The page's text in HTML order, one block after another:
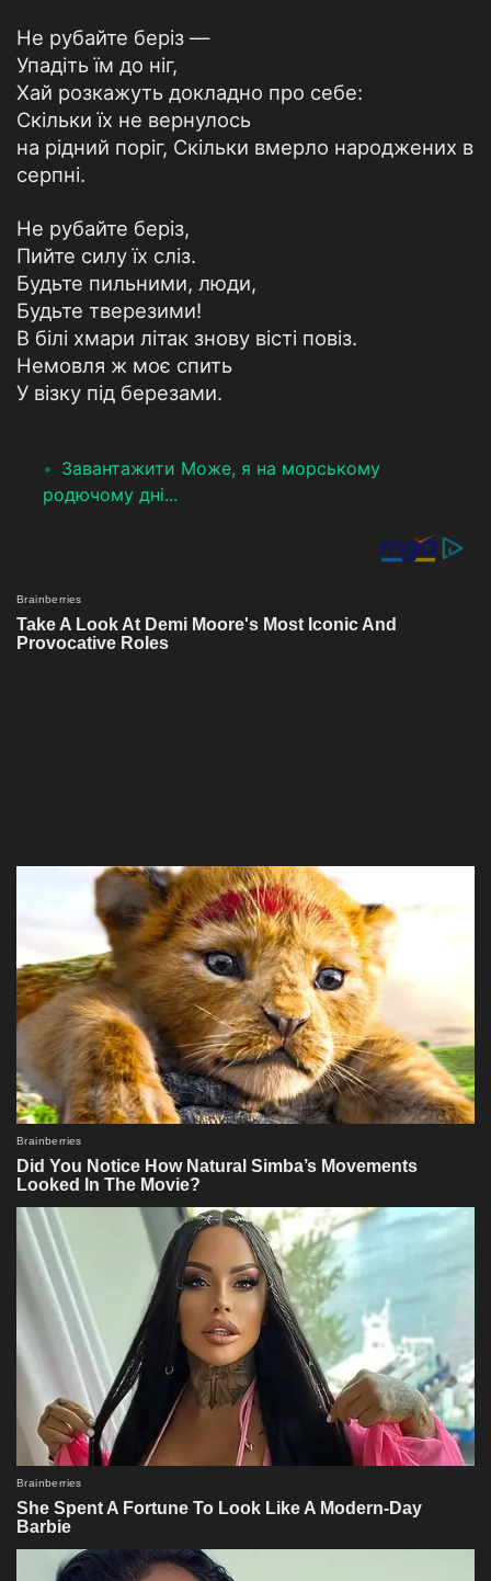
Не рубайте беріз —
Упадіть їм до ніг,
Хай розкажуть докладно про себе:
Скільки їх не вернулось
на рідний поріг, Скільки вмерло народжених в
серпні.
Не рубайте беріз,
Пийте силу їх сліз.
Будьте пильними, люди,
Будьте тверезими!
В білі хмари літак знову вісті повіз.
Немовля ж моє спить
У візку під березами.
Завантажити Може, я на морському
родючому дні...